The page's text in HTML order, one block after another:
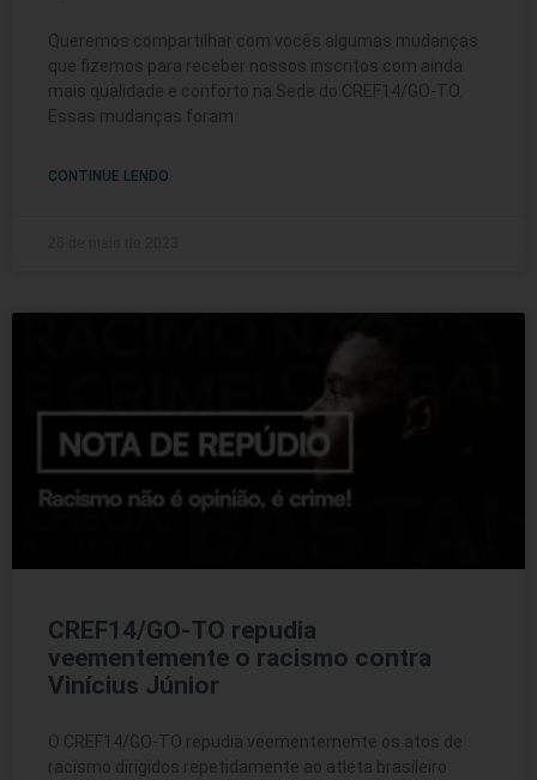
Queremos compartilhar com vocês algumas mudanças
que fizemos para receber nossos inscritos com ainda
mais qualidade e conforto na Sede do CREF14/GO-TO.
Essas mudanças foram
CONTINUE LENDO
CREF14/GO-TO repudia
veementemente o racismo contra
Vinícius Júnior
O CREF14/GO-TO repudia veementemente os atos de
racismo dirigidos repetidamente ao atleta brasileiro